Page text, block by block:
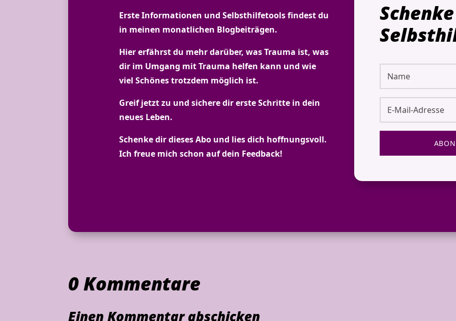
Erste Informationen und Selbsthilfetools findest du
in meinen monatlichen Blogbeiträgen.
Hier erfährst du mehr darüber, was Trauma ist, was
dir im Umgang mit Trauma helfen kann und wie
viel Schönes trotzdem möglich ist.
Greif jetzt zu und sichere dir erste Schritte in dein
neues Leben.
Schenke dir dieses Abo und lies dich hoffnungsvoll.
Ich freue mich schon auf dein Feedback!
0 Kommentare
Einen Kommentar abschicken